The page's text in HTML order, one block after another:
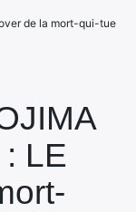
LE
de la mort-qui-tue